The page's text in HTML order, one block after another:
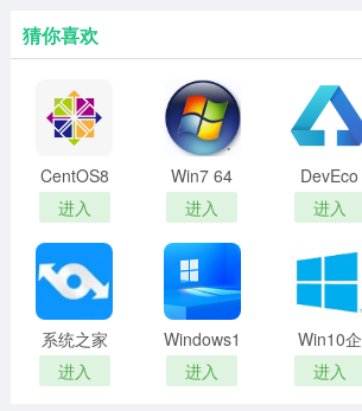
猜你喜欢
CentOS8
系统镜像
进入
Win7 64
位旗舰版
纯净原版
进入
DevEco
Studio
进入
系统之家
一键重装
系统
进入
Windows11
系统中文
专业版
进入
Win10企
业版LTSC
64位
进入